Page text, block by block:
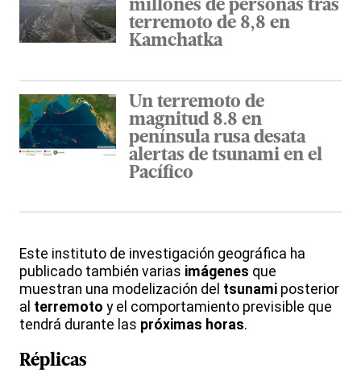
millones de personas tras
terremoto de 8,8 en
Kamchatka
Un terremoto de
magnitud 8.8 en
península rusa desata
alertas de tsunami en el
Pacífico
Este instituto de investigación geográfica ha
publicado también varias imágenes que
muestran una modelización del tsunami posterior
al terremoto y el comportamiento previsible que
tendrá durante las próximas horas.
Réplicas